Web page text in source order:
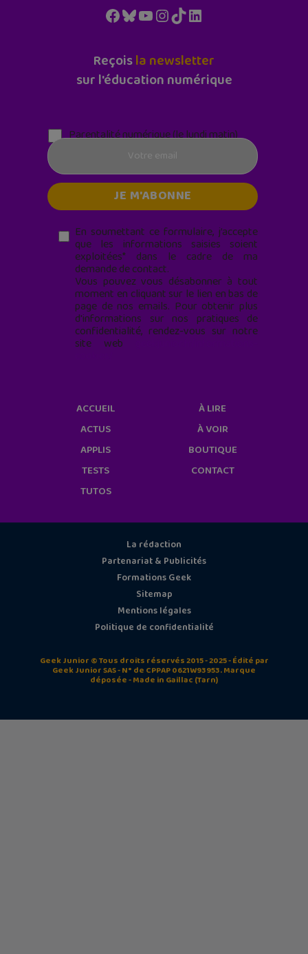
Facebook
Bluesky
YouTube
Instagram
TikTokLinkedIn
Reçoisla newsletter
sur l'éducation numérique
Parentalité numérique (le lundi matin)
En soumettant ce formulaire, j’accepte
que les informations saisies soient
exploitées* dans le cadre de ma
demande de contact.
Vous pouvez vous désabonner à tout
moment en cliquant sur le lien en bas de
page de nos emails. Pour obtenir plus
d'informations sur nos pratiques de
confidentialité, rendez-vous sur notre
site web
ACCUEIL
ACTUS
APPLIS
TESTS
TUTOS
À LIRE
À VOIR
BOUTIQUE
CONTACT
La rédaction
Partenariat & Publicités
Formations Geek
Sitemap
Mentions légales
Politique de confidentialité
Geek Junior © Tous droits réservés 2015 - 2025 - Édité par
Geek Junior SAS - N° de CPPAP 0621W93953. Marque
déposée - Made in Gaillac (Tarn)